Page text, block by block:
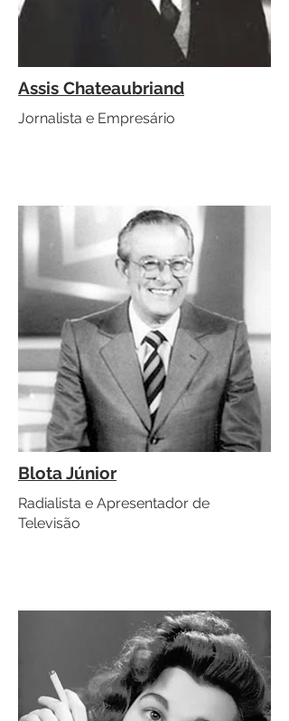
Assis Chateaubriand
Jornalista e Empresário
Blota Júnior
Radialista e Apresentador de
Televisão